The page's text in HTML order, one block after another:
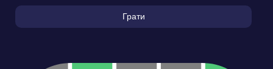
Грати